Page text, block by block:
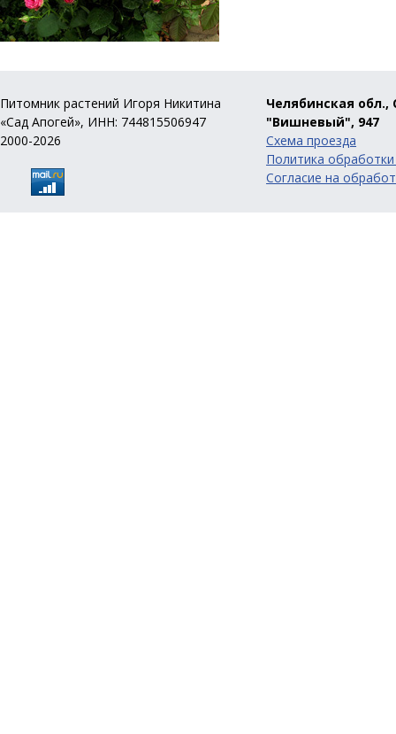
Питомник растений Игоря Никитина
«Сад Апогей», ИНН: 744815506947
2000-2026
Челябинская обл.,
"Вишневый", 947
Схема проезда
Политика
Согласие на